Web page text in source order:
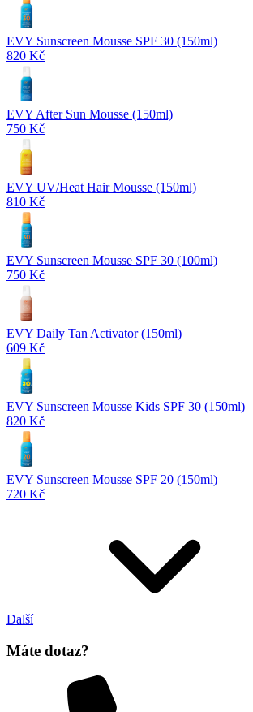
EVY Sunscreen Mousse SPF 30 (150ml)
820 Kč
EVY After Sun Mousse (150ml)
750 Kč
EVY UV/Heat Hair Mousse (150ml)
810 Kč
EVY Sunscreen Mousse SPF 30 (100ml)
750 Kč
EVY Daily Tan Activator (150ml)
609 Kč
EVY Sunscreen Mousse Kids SPF 30 (150ml)
820 Kč
EVY Sunscreen Mousse SPF 20 (150ml)
720 Kč
Další
Máte dotaz?